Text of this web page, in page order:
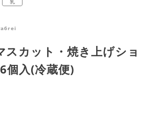
スカット・焼き上げショ
個入(冷蔵便)